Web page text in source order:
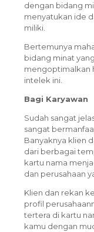
dengan bidang
menyatukan ide
miliki.
Bertemunya
bidang minat
mengoptimalkan
intelek ini.
Bagi Karyawan
Sudah sangat
sangat
Banyaknya klien
dari berbagai
kartu nama
dan perusahaan
Klien dan rekan
profil
tertera di kartu
kamu dengan